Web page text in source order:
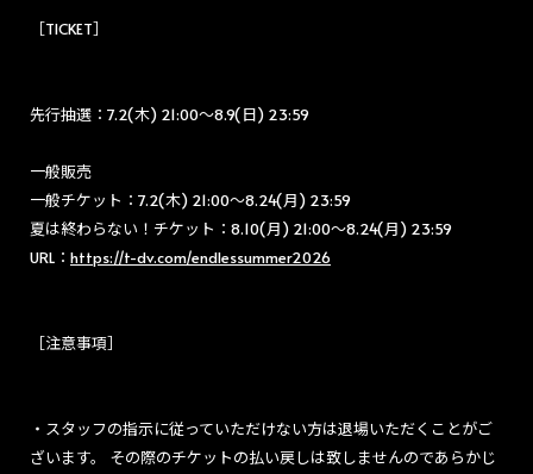
［TICKET］
先行抽選：7.2(木) 21:00〜8.9(日) 23:59
一般販売
一般チケット：7.2(木) 21:00〜8.24(月) 23:59
夏は終わらない！チケット：8.10(月) 21:00〜8.24(月) 23:59
URL： https://t-dv.com/endlessummer2026
［注意事項］
・スタッフの指示に従っていただけない方は退場いただくことがご
ざいます。 その際のチケットの払い戻しは致しませんのであらかじ